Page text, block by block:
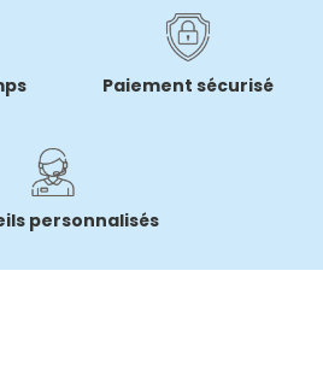
Paiement sécurisé
personnalisés